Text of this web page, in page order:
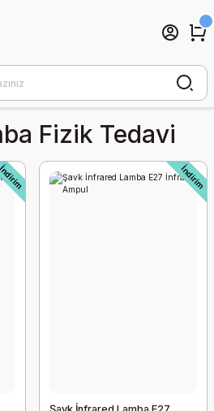
Fizik Tedavi
İndirim